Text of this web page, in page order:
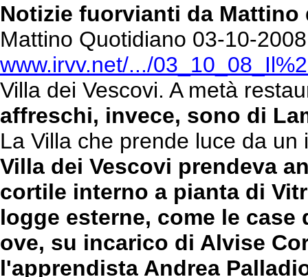
Notizie fuorvianti da Mattino
Mattino Quotidiano 03-10-
www.irvv.net/.../
Villa dei Vescovi. A metà
affreschi, invece, sono di
La Villa che prende luce da
Villa dei Vescovi prendeva
cortile interno a pianta di
logge esterne, come le case
ove, su incarico di Alvise
l'apprendista Andrea